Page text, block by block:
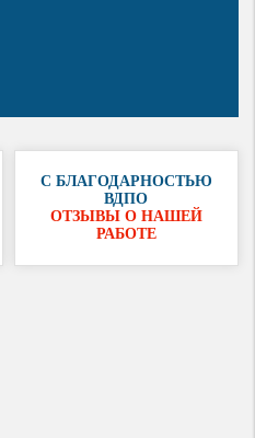
С БЛАГОДАРНОСТЬЮ
ВДПО
ОТЗЫВЫ О НАШЕЙ
РАБОТЕ